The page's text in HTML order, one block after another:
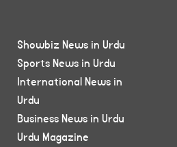
Showbiz News in Urdu
Sports News in Urdu
International News in
Urdu
Business News in Urdu
Urdu Magazine